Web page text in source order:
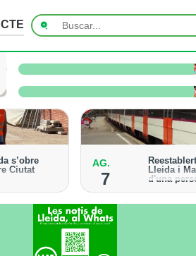
verema no pateix
s’obre
Ciutat
incorpora
serveis
AG.
7
Lleida i
d'una
Els trens
habitual de